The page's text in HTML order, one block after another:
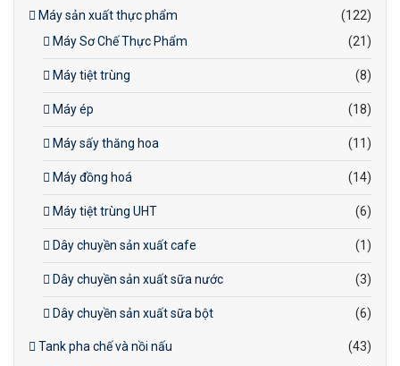
Máy sản xuất thực phẩm
(122)
Máy Sơ Chế Thực Phẩm
(21)
Máy tiệt trùng (8)
Máy ép (18)
Máy sấy thăng hoa (11)
Máy đồng hoá (14)
Máy tiệt trùng UHT (6)
Dây chuyền sản xuất cafe (1)
Dây chuyền sản xuất sữa nước (3)
Dây chuyền sản xuất sữa bột (6)
Tank pha chế và nồi nấu
(43)